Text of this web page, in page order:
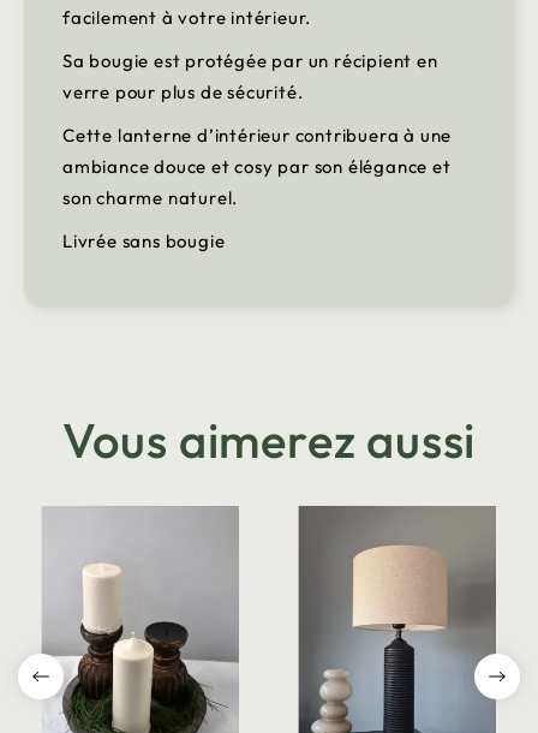
facilement à votre intérieur.
Sa bougie est protégée par un récipient en
verre pour plus de sécurité.
Cette lanterne d’intérieur contribuera à une
ambiance douce et cosy par son élégance et
son charme naturel.
Livrée sans bougie
Vous aimerez aussi